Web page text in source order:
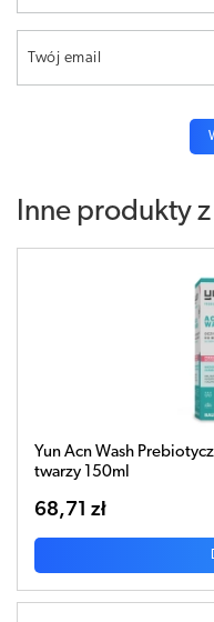
Twój email
Inne produkty
Yun Acn Wash
twarzy 150ml
68,71 zł